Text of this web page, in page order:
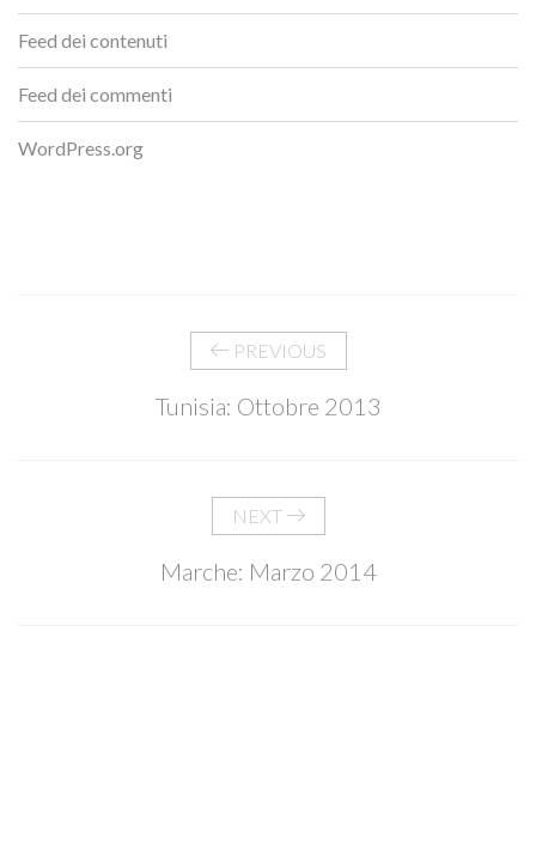
Feed dei contenuti
Feed dei commenti
WordPress.org
PREVIOUS
Tunisia: Ottobre 2013
NEXT
Marche: Marzo 2014